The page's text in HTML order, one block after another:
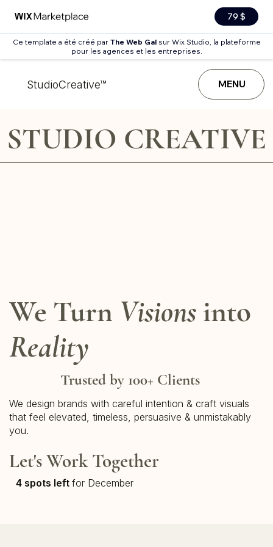
79 $
Ce template a été créé par The Web Galsur Wix Studio, la plateforme
pour les agences et les entreprises.